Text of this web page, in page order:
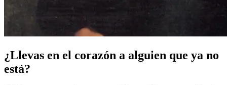
¿Llevas en el corazón a alguien que ya no
está?